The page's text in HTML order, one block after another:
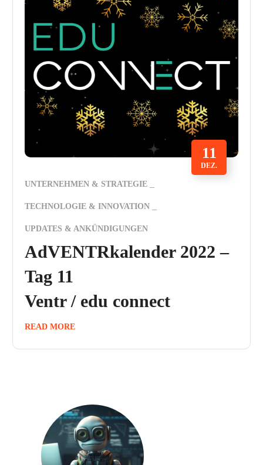
11
DEZ.
UNTERNEHMEN & STRATEGIE
TECHNOLOGIE & INNOVATION
UPDATES & ANKÜNDIGUNGEN
AdVENTRkalender 2022 –
Tag 11
Ventr / edu connect
READ MORE